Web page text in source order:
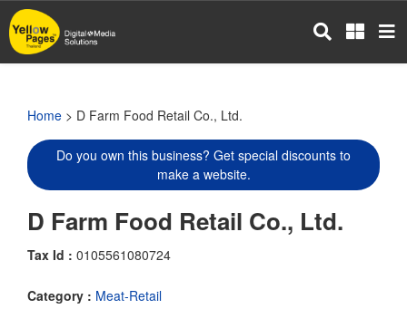
Skip
to
main
Home > D Farm Food Retail Co., Ltd.
Do you own this business? Get special discounts to
make a website.
D Farm Food Retail Co., Ltd.
Tax Id : 0105561080724
Category : Meat-Retail